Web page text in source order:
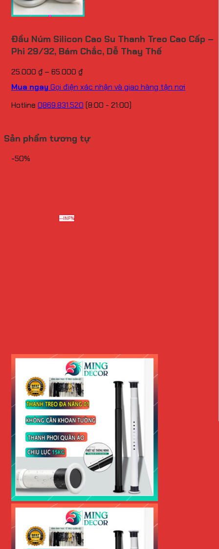
Đầu Núm Silicon Cao Su Thanh Treo Cao Cấp –
Phi 29/32, Bám Chắc, Dễ Thay Thế
25.000 ₫ – 65.000 ₫Khoảng
từ
25.000 ₫
đến
Mua ngayGọi điện xác nhận và giao hàng tận nơi
Hotline 0869.831.520 (8:00 - 21:00)
Sản phẩm tương tự
-50%
--INF%